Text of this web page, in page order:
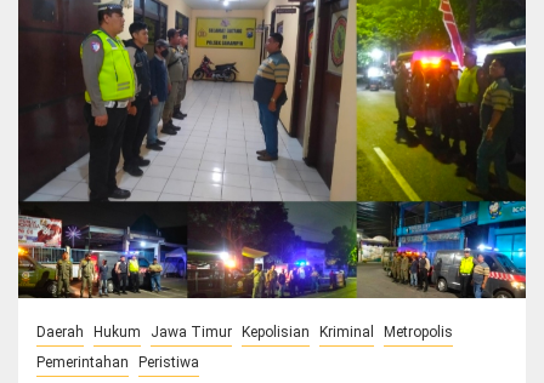
Daerah Hukum Jawa Timur Kepolisian Kriminal
Metropolis
Pemerintahan
Peristiwa